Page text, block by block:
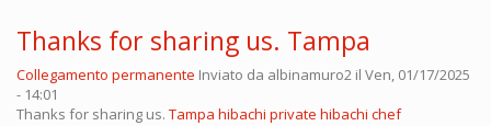
Thanks for sharing us. Tampa
Collegamento permanente Inviato da albinamuro2 il Ven, 01/17/2025
- 14:01
Thanks for sharing us. Tampa hibachi private hibachi chef